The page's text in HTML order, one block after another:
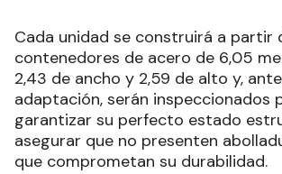
Cada unidad se construirá a partir
contenedores de acero de 6,05
2,43 de ancho y 2,59 de alto y,
adaptación, serán inspeccionados
garantizar su perfecto estado
asegurar que no presenten
que comprometan su durabilidad.